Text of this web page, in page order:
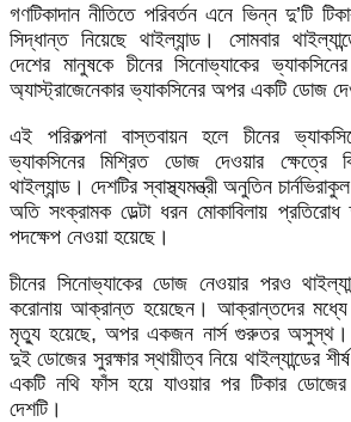
গণটিকাদান নীতিতে পরিবর্তন এনে ভিন্ন দু’টি
সিদ্ধান্ত নিয়েছে থাইল্যান্ড। সোমবার
দেশের মানুষকে চীনের সিনোভ্যাকের
অ্যাস্ট্রাজেনেকার ভ্যাকসিনের অপর একটি ডোজ
এই পরিকল্পনা বাস্তবায়ন হলে চীনের
ভ্যাকসিনের মিশ্রিত ডোজ দেওয়ার ক্ষেত্রে
থাইল্যান্ড। দেশটির স্বাস্থ্যমন্ত্রী অনুতিন
অতি সংক্রামক ডেল্টা ধরন মোকাবিলায় প্রতিরোধ
পদক্ষেপ নেওয়া হয়েছে।
চীনের সিনোভ্যাকের ডোজ নেওয়ার পরও
করোনায় আক্রান্ত হয়েছেন। আক্রান্তদের
মৃত্যু হয়েছে, অপর একজন নার্স গুরুতর অসুস্থ।
দুই ডোজের সুরক্ষার স্থায়ীত্ব নিয়ে থাইল্যান্ডের
একটি নথি ফাঁস হয়ে যাওয়ার পর টিকার ডোজের
দেশটি।